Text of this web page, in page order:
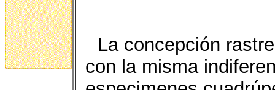
La concepción
con la misma